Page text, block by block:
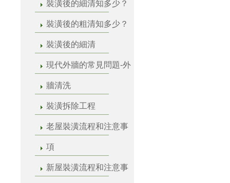
裝潢後的細清知多少？
裝潢後的粗清知多少？
裝潢後的細清
現代外牆的常見問題-外
牆清洗
裝潢拆除工程
老屋裝潢流程和注意事
項
新屋裝潢流程和注意事